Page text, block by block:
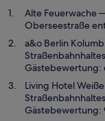
Alte Feuerwache
Oberseestraße
a&o Berlin
Gästebewertung:
Living Hotel
Gästebewertung: